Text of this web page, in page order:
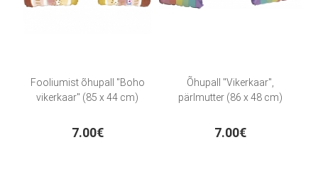
Fooliumist õhupall "Boho
vikerkaar" (85 x 44 cm)
7.00€
Õhupall "Vikerkaar",
pärlmutter (86 x 48 cm)
7.00€